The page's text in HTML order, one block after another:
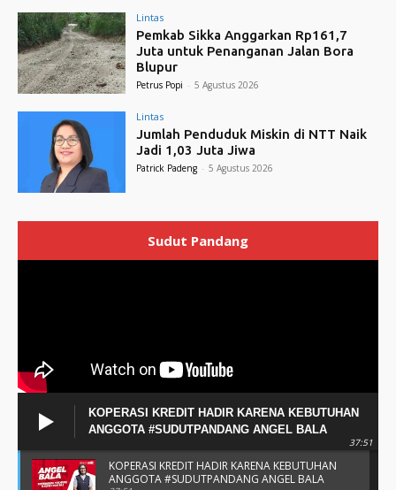
Lintas
Pemkab Sikka Anggarkan Rp161,7
Juta untuk Penanganan Jalan Bora
Blupur
Petrus Popi - 5 Agustus 2026
Lintas
Jumlah Penduduk Miskin di NTT Naik
Jadi 1,03 Juta Jiwa
Patrick Padeng - 5 Agustus 2026
Sudut Pandang
KOPERASI KREDIT HADIR KARENA KEBUTUHAN
ANGGOTA #SUDUTPANDANG ANGEL BALA
37:51
KOPERASI KREDIT HADIR KARENA KEBUTUHAN
ANGGOTA #SUDUTPANDANG ANGEL BALA